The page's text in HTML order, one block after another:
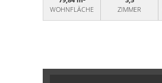
WOHNFLÄCHE
ZIMMER